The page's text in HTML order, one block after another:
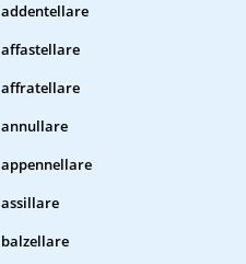
addentellare
affastellare
affratellare
annullare
appennellare
assillare
balzellare